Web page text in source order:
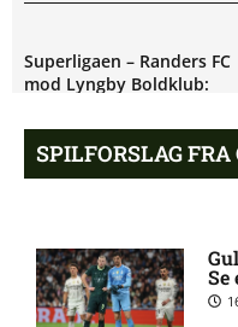
Superligaen – Randers FC
mod Lyngby Boldklub:
opstillinger, skader og
karantæner [2026/08/09]
kamp for Silkeborg IF
SPILFORSLAG FRA
Se